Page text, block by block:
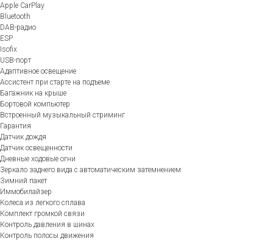
Apple CarPlay
Bluetooth
DAB-радио
ESP
Isofix
USB-порт
Адаптивное освещение
Ассистент при старте на подъеме
Багажник на крыше
Бортовой компьютер
Встроенный музыкальный стриминг
Гарантия
Датчик дождя
Датчик освещенности
Дневные ходовые огни
Зеркало заднего вида с автоматическим затемнением
Зимний пакет
Иммобилайзер
Колеса из легкого сплава
Комплект громкой связи
Контроль давления в шинах
Контроль полосы движения